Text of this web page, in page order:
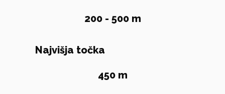
200 - 500 m
Najvišja točka
450 m